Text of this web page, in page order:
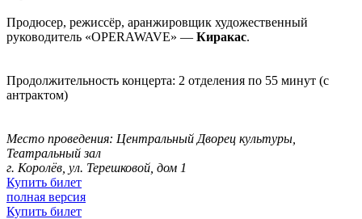
Продюсер, режиссёр, аранжировщик художественный
руководитель «OPERAWAVE» — Киракас.
Продолжительность концерта: 2 отделения по 55 минут (с
антрактом)
Место проведения: Центральный Дворец культуры,
Театральный зал
г. Королёв, ул. Терешковой, дом 1
Купить билет
полная версия
Купить билет